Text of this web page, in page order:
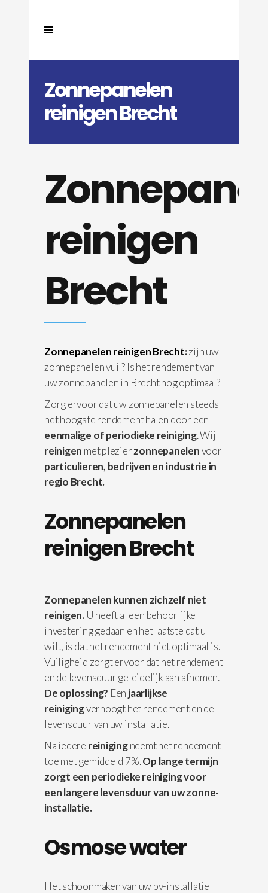
Zonnepanelen
reinigen Brecht
reinigen
Brecht
Zonnepanelen reinigen Brecht:zijn uw
zonnepanelen vuil? Is het rendement van
uw zonnepanelen in Brecht nog optimaal?
Zorg ervoor dat uw zonnepanelen steeds
het hoogste rendement halen door een
eenmalige of periodieke reiniging. Wij
reinigen met plezierzonnepanelenvoor
particulieren, bedrijven en industrie in
regio Brecht.
Zonnepanelen
reinigen Brecht
Zonnepanelen kunnen zichzelf niet
reinigen. U heeft al een behoorlijke
investering gedaan en het laatste dat u
wilt, is dat het rendement niet optimaal is.
Vuiligheid zorgt ervoor dat het rendement
en de levensduur geleidelijk aan afnemen.
De oplossing? Een jaarlijkse
reinigingverhoogt het rendement en de
levensduur van uw installatie.
Na iedere reinigingneemt het rendement
toe met gemiddeld 7%.Op lange termijn
zorgt een periodieke reiniging voor
een langere levensduur van uw zonne-
installatie.
Osmose water
Het schoonmaken van uw pv-installatie